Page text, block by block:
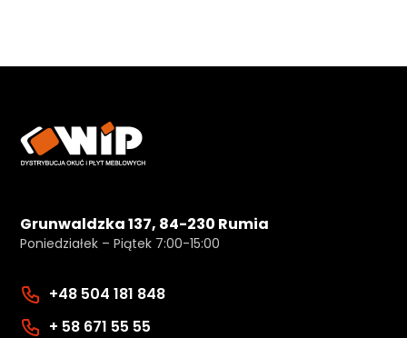
Grunwaldzka 137, 84-230 Rumia
Poniedziałek – Piątek 7:00-15:00
+48 504 181 848
+ 58 671 55 55